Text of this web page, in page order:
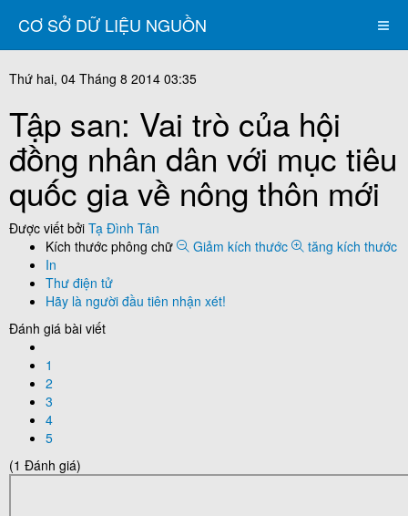
CƠ SỞ DỮ LIỆU NGUỒN
Thứ hai, 04 Tháng 8 2014 03:35
Tập san: Vai trò của hội
đồng nhân dân với mục tiêu
quốc gia về nông thôn mới
Được viết bởi Tạ Đình Tân
Kích thước phông chữ
Giảm kích thước
tăng kích thước
In
Thư điện tử
Hãy là người đầu tiên nhận xét!
Đánh giá bài viết
1
2
3
4
5
(1 Đánh giá)